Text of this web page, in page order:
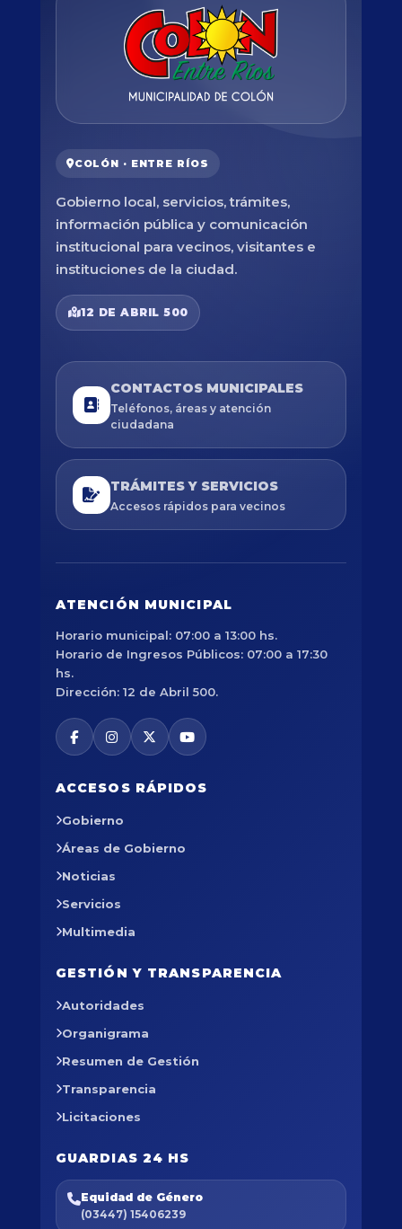
COLÓN · ENTRE RÍOS
Gobierno local, servicios, trámites,
información pública y comunicación
institucional para vecinos, visitantes e
instituciones de la ciudad.
12 DE ABRIL 500
CONTACTOS MUNICIPALES
Teléfonos, áreas y atención
ciudadana
TRÁMITES Y SERVICIOS
Accesos rápidos para vecinos
ATENCIÓN MUNICIPAL
Horario municipal: 07:00 a 13:00 hs.
Horario de Ingresos Públicos: 07:00 a 17:30
hs.
Dirección: 12 de Abril 500.
ACCESOS RÁPIDOS
Gobierno
Áreas de Gobierno
Noticias
Servicios
Multimedia
GESTIÓN Y TRANSPARENCIA
Autoridades
Organigrama
Resumen de Gestión
Transparencia
Licitaciones
GUARDIAS 24 HS
Equidad de Género
(03447) 15406239